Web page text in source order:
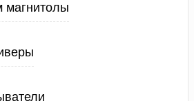
магнитолы